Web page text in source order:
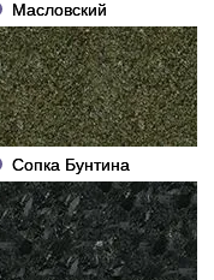
Масловский
Сопка Бунтина